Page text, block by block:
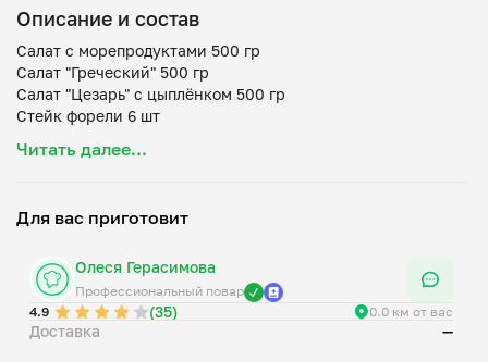
Описание и состав
Салат с морепродуктами 500 гр
Салат "Греческий" 500 гр
Салат "Цезарь" с цыплёнком 500 гр
Стейк форели 6 шт
Цукини с томатами и луком шалот 500 гр
Пирожное шоколадное со сливочно-творожным кремом и
Читать далее...
Для вас приготовит
Олеся Герасимова
Профессиональный повар
4.9
(35) 0.0 км от вас
Доставка —